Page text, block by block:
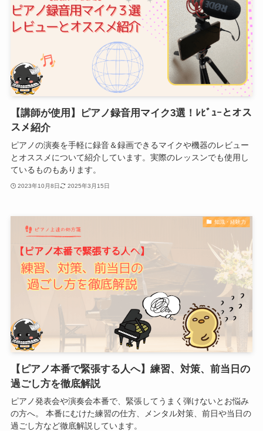
【講師が使用】ピアノ録音用マイク3選！ﾚﾋﾞｭｰとオス
スメ紹介
ピアノの演奏を手軽に録音＆録画できるマイクや機器のレビュー
とオススメについて紹介しています。実際のレッスンでも使用し
ているものもあります。
2023年10月8日 2025年3月15日
知識・経験力
【ピアノ本番で緊張する人へ】練習、対策、前当日の
過ごし方を徹底解説
ピアノ発表会や演奏会本番で、緊張してうまく弾けないとお悩み
の方へ。 本番にむけた練習の仕方、メンタル対策、前日や当日の
過ごし方など徹底解説しています。